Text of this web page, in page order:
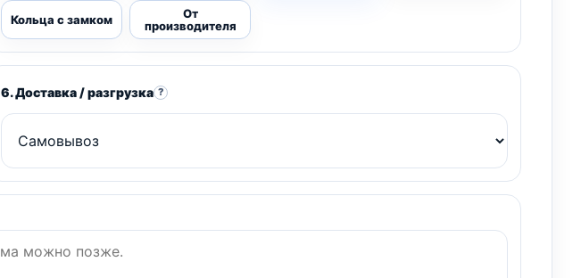
Кольца с замком
От
производителя
6. Доставка / разгрузка ?